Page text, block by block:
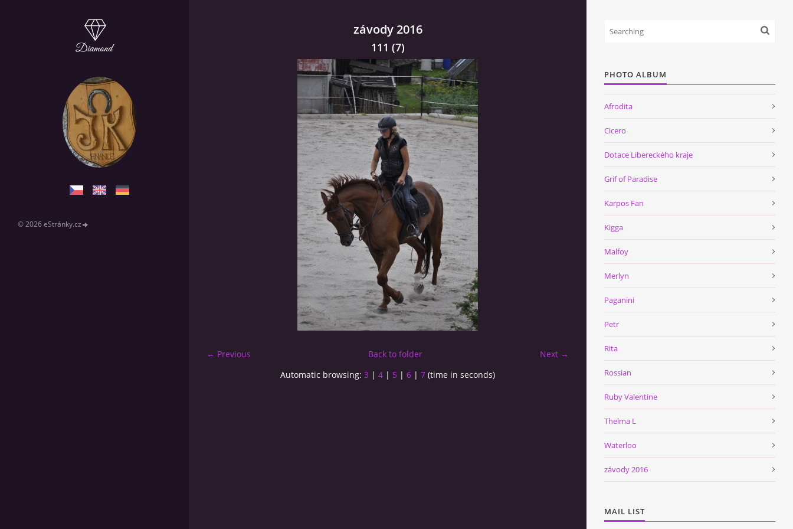
© 2026 eStránky.cz
závody 2016
111 (7)
← Previous Next →
Back to folder
Automatic browsing: 3 | 4 | 5 | 6 | 7 (time in seconds)
PHOTO ALBUM
Afrodita
Cicero
Dotace Libereckého kraje
Grif of Paradise
Karpos Fan
Kigga
Malfoy
Merlyn
Paganini
Petr
Rita
Rossian
Ruby Valentine
Thelma L
Waterloo
závody 2016
MAIL LIST